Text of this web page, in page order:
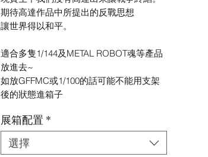
期待高達作品中所提出的反戰思想
讓世界得以和平。
適合多隻1/144及METAL ROBOT魂等產品
放進去~
如放GFFMC或1/100的話可能不能用支架
後的狀態進箱子
展箱配置 *
選擇